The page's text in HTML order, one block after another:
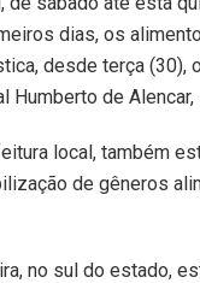
dias, os
desde terça
Humberto de
local, também
de gêneros
no sul do estado,